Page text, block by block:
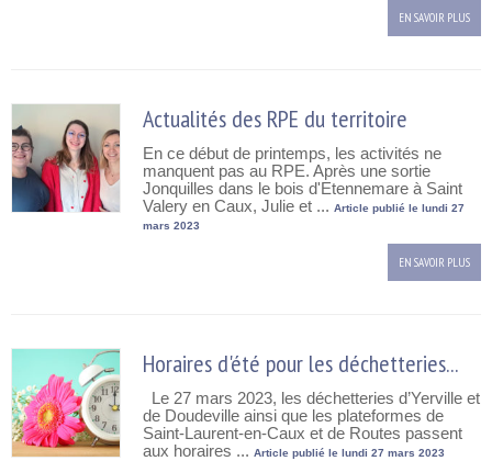
EN SAVOIR PLUS
Actualités des RPE du territoire
En ce début de printemps, les activités ne
manquent pas au RPE. Après une sortie
Jonquilles dans le bois d'Etennemare à Saint
Valery en Caux, Julie et ... Article publié le lundi 27
mars 2023
EN SAVOIR PLUS
Horaires d'été pour les déchetteries...
Le 27 mars 2023, les déchetteries d’Yerville et
de Doudeville ainsi que les plateformes de
Saint-Laurent-en-Caux et de Routes passent
aux horaires ... Article publié le lundi 27 mars 2023